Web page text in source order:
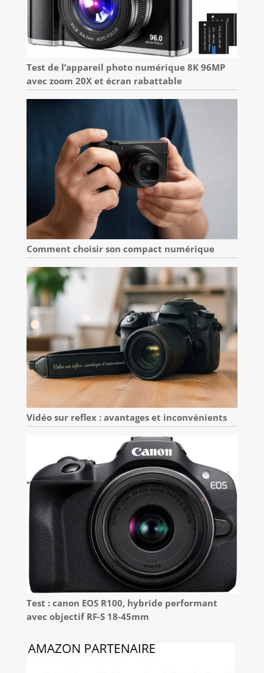
Test de l’appareil photo numérique 8K 96MP
avec zoom 20X et écran rabattable
Comment choisir son compact numérique
Vidéo sur reflex : avantages et inconvénients
Test : canon EOS R100, hybride performant
avec objectif RF-S 18-45mm